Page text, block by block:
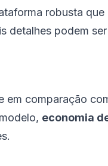
robusta
detalhes podem
comparação
economia